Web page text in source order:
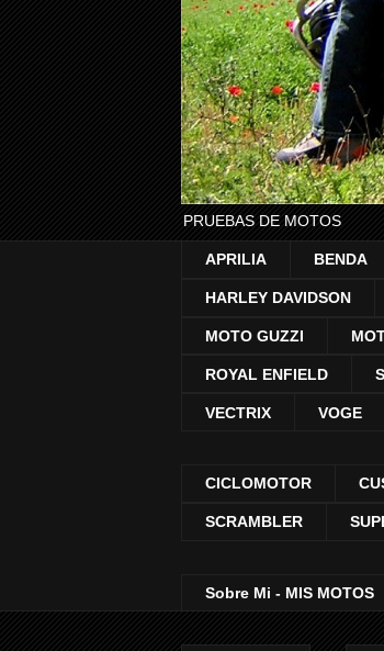
PRUEBAS DE MOTOS
APRILIA BENDA
HARLEY DAVIDSON
MOTO GUZZI
ROYAL ENFIELD
VECTRIX VOGE
CICLOMOTOR
SCRAMBLER
Sobre Mi - MIS MOTOS